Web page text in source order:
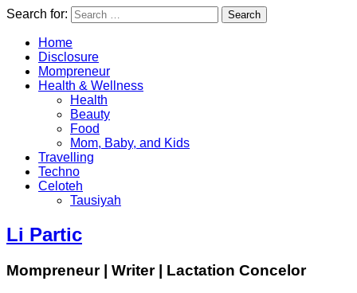
Search for:
Home
Disclosure
Mompreneur
Health & Wellness
Health
Beauty
Food
Mom, Baby, and Kids
Travelling
Techno
Celoteh
Tausiyah
Li Partic
Mompreneur | Writer | Lactation Concelor